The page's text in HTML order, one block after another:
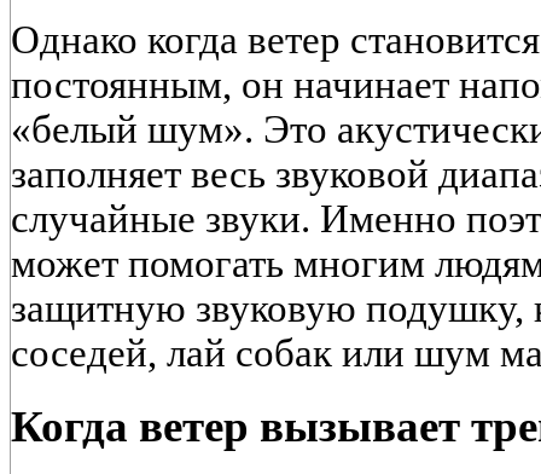
Однако когда ветер
постоянным, он начинает
«белый шум». Это
заполняет весь звуковой
случайные звуки. Именно
может помогать многим
защитную звуковую подушку,
соседей, лай собак или шум
Когда ветер вызывает